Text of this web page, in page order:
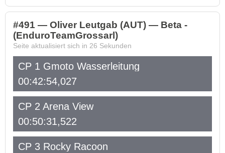
#491 — Oliver Leutgab (AUT) — Beta -
(EnduroTeamGrossarl)
Seite aktualisiert sich in 26 Sekunden
CP 1 Gmoto Wasserleitung
00:42:54,027
CP 2 Arena View
00:50:31,522
CP 3 Rocky Racoon